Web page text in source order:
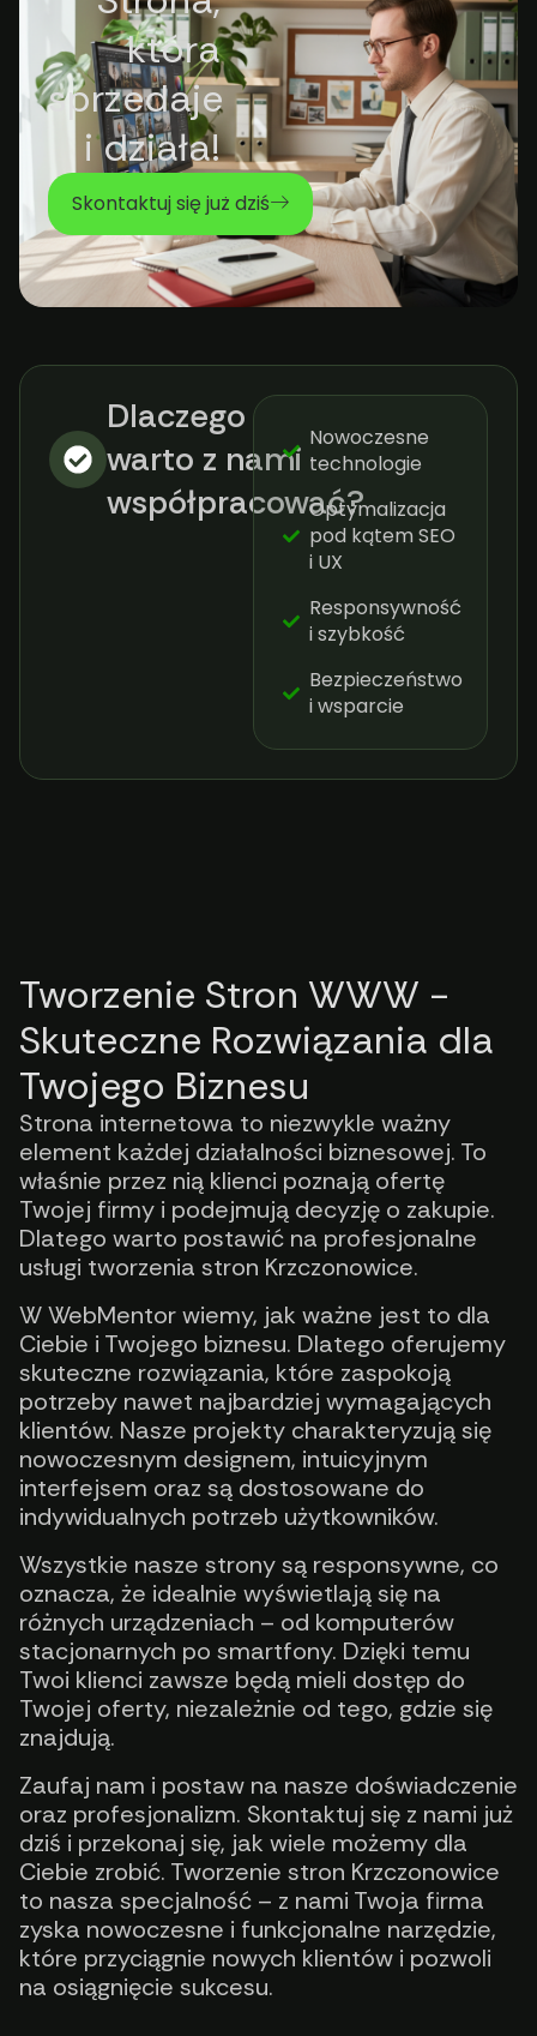
która
sprzedaje
i działa!
Skontaktuj się już dziś
Dlaczego
warto z nami
współpracować?​
Nowoczesne
technologie
Optymalizacja
pod kątem SEO
i UX
Responsywność
i szybkość
Bezpieczeństwo
i wsparcie
Tworzenie Stron WWW -
Skuteczne Rozwiązania dla
Twojego Biznesu
Strona internetowa to niezwykle ważny
element każdej działalności biznesowej. To
właśnie przez nią klienci poznają ofertę
Twojej firmy i podejmują decyzję o zakupie.
Dlatego warto postawić na profesjonalne
usługi tworzenia stron Krzczonowice.
W WebMentor wiemy, jak ważne jest to dla
Ciebie i Twojego biznesu. Dlatego oferujemy
skuteczne rozwiązania, które zaspokoją
potrzeby nawet najbardziej wymagających
klientów. Nasze projekty charakteryzują się
nowoczesnym designem, intuicyjnym
interfejsem oraz są dostosowane do
indywidualnych potrzeb użytkowników.
Wszystkie nasze strony są responsywne, co
oznacza, że idealnie wyświetlają się na
różnych urządzeniach – od komputerów
stacjonarnych po smartfony. Dzięki temu
Twoi klienci zawsze będą mieli dostęp do
Twojej oferty, niezależnie od tego, gdzie się
znajdują.
Zaufaj nam i postaw na nasze doświadczenie
oraz profesjonalizm. Skontaktuj się z nami już
dziś i przekonaj się, jak wiele możemy dla
Ciebie zrobić. Tworzenie stron Krzczonowice
to nasza specjalność – z nami Twoja firma
zyska nowoczesne i funkcjonalne narzędzie,
które przyciągnie nowych klientów i pozwoli
na osiągnięcie sukcesu.